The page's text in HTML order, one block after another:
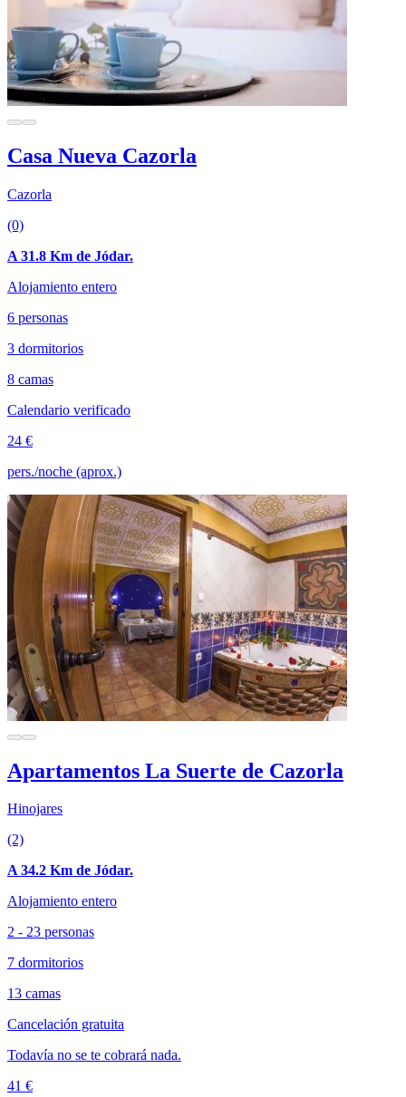
Casa Nueva Cazorla
Cazorla
(0)
A 31.8 Km de Jódar.
Alojamiento entero
6 personas
3 dormitorios
8 camas
Calendario verificado
24 €
pers./noche (aprox.)
Apartamentos La Suerte de Cazorla
Hinojares
(2)
A 34.2 Km de Jódar.
Alojamiento entero
2 - 23 personas
7 dormitorios
13 camas
Cancelación gratuita
Todavía no se te cobrará nada.
41 €